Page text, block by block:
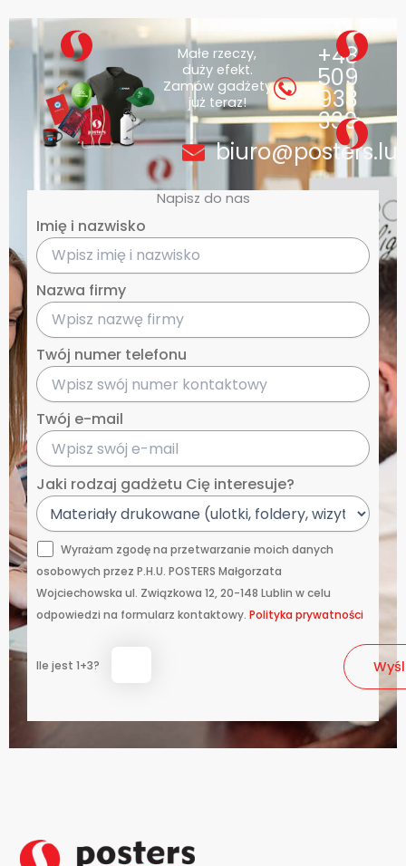
Małe rzeczy,
duży efekt.
Zamów gadżety
już teraz!
+48
509
933
339
Napisz do nas
Imię i nazwisko
Nazwa firmy
Twój numer telefonu
Twój e-mail
Jaki rodzaj gadżetu Cię interesuje?
Wyrażam zgodę na przetwarzanie moich danych
osobowych przez P.H.U. POSTERS Małgorzata
Wojciechowska ul. Związkowa 12, 20-148 Lublin w celu
odpowiedzi na formularz kontaktowy. Polityka prywatności
Ile jest 1+3?